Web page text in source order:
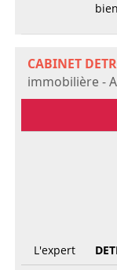
CABINET
immobilière -
L'expert